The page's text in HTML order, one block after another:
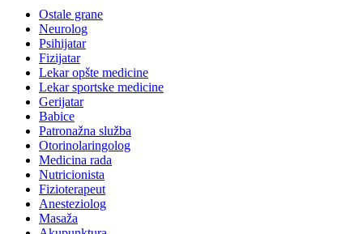
Ostale grane
Neurolog
Psihijatar
Fizijatar
Lekar opšte medicine
Lekar sportske medicine
Gerijatar
Babice
Patronažna služba
Otorinolaringolog
Medicina rada
Nutricionista
Fizioterapeut
Anesteziolog
Masaža